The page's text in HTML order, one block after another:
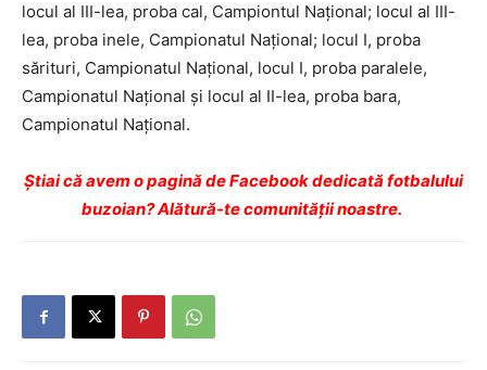
locul al III-lea, proba cal, Campiontul Naţional; locul al III-
lea, proba inele, Campionatul Naţional; locul I, proba
sărituri, Campionatul Naţional, locul I, proba paralele,
Campionatul Naţional şi locul al II-lea, proba bara,
Campionatul Naţional.
Ştiai că avem o pagină de Facebook dedicată fotbalului
buzoian? Alătură-te comunității noastre.